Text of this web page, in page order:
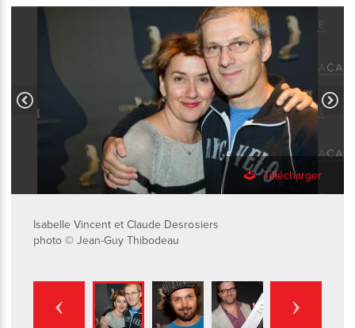
Télécharger
Isabelle Vincent et Claude Desrosiers
photo © Jean-Guy Thibodeau